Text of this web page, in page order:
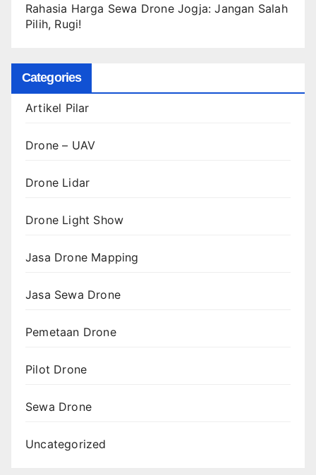
Rahasia Harga Sewa Drone Jogja: Jangan Salah
Pilih, Rugi!
Categories
Artikel Pilar
Drone – UAV
Drone Lidar
Drone Light Show
Jasa Drone Mapping
Jasa Sewa Drone
Pemetaan Drone
Pilot Drone
Sewa Drone
Uncategorized